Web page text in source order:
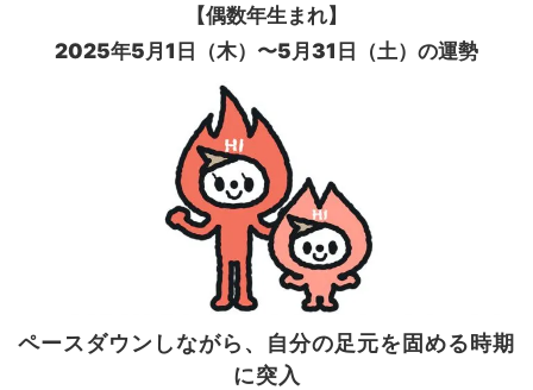
【偶数年生まれ】
2025年5月1日（木）〜5月31日（土）の運勢
ペースダウンしながら、自分の足元を固める時期
に突入